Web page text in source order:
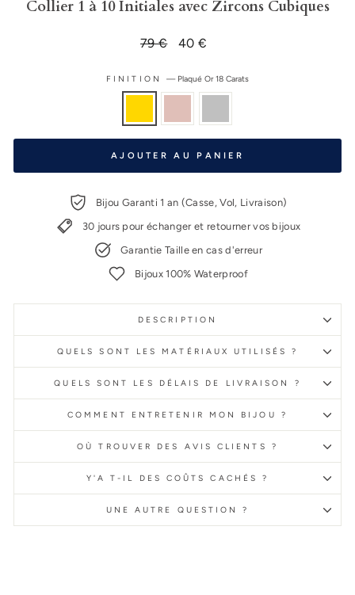
Collier 1 à 10 Initiales avec Zircons Cubiques
Prix
79 €
Prix
40 €
FINITION — Plaqué Or 18 Carats
AJOUTER AU PANIER
Bijou Garanti 1 an (Casse, Vol, Livraison)
30 jours pour échanger et retourner vos bijoux
Garantie Taille en cas d'erreur
Bijoux 100% Waterproof
DESCRIPTION
QUELS SONT LES MATÉRIAUX UTILISÉS ?
QUELS SONT LES DÉLAIS DE LIVRAISON ?
COMMENT ENTRETENIR MON BIJOU ?
OÙ TROUVER DES AVIS CLIENTS ?
Y'A T-IL DES COÛTS CACHÉS ?
UNE AUTRE QUESTION ?